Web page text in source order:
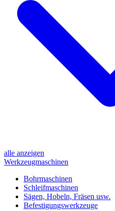
alle anzeigen
Werkzeugmaschinen
Bohrmaschinen
Schleifmaschinen
Sägen, Hobeln, Fräsen usw.
Befestigungswerkzeuge